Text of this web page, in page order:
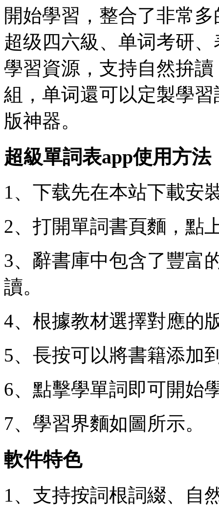
開始學習，整合了非常
超级四六級、单词考研
學習資源，支持自然拚
組，单词還可以定製學
版神器。
超級單詞表app使用方法
1、下载先在本站下載安
2、打開單詞書頁麵，點
3、辭書庫中包含了豐富
讀。
4、根據教材選擇對應的
5、長按可以將書籍添加
6、點擊學單詞即可開始
7、學習界麵如圖所示。
軟件特色
1、支持按詞根詞綴、自